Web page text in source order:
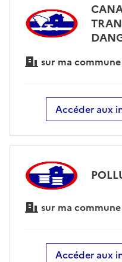
sur ma
Accéder aux
sur ma
Accéder aux